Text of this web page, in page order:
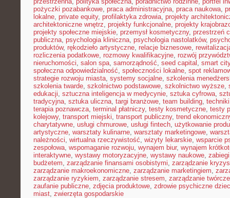
pożyczki pozabankowe, praca administracyjna, praca naukowa,
lokalne, private equity, profilaktyka zdrowia, projekty
architektoniczne wnętrz, projekty funkcjonalne, projekty
projekty społeczne miejskie, przemysł kosmetyczny, przestrzeń
publiczna, psychologia kliniczna, psychologia nastolatków,
produktów, rękodzieło artystyczne, relacje biznesowe,
rozliczenia podatkowe, rozmowy kwalifikacyjne, rozwój
nieruchomości, salon spa, samorządność, seed capital , smart city
społeczna odpowiedzialność, społeczności lokalne, spot
strategie rozwoju miasta, systemy socjalne, szkolenia
szkolenia twarde, szkolnictwo podstawowe, szkolnictwo wyższe,
edukacji, sztuczna inteligencja w medycynie, sztuka cyfrowa,
tradycyjna, sztuka uliczna, targi branżowe, team building,
terapia poznawcza, terminal płatniczy, testy kosmetyczne, testy
kolejowy, transport miejski, transport publiczny, trend
charytatywne, usługi chmurowe, usługi fintech, użytkowanie
artystyczne, warsztaty kulinarne, warsztaty marketingowe,
należności, wirtualna rzeczywistość, wizyty lekarskie, wsparcie
zespołowa, wspomaganie rozwoju, wynajem biur, wynajem
interaktywne, wystawy motoryzacyjne, wystawy naukowe,
budżetem, zarządzanie finansami osobistymi, zarządzanie
zarządzanie makroekonomiczne, zarządzanie marketingiem,
zarządzanie ryzykiem, zarządzanie stresem, zarządzanie twórcze
zaufanie publiczne, zdjęcia produktowe, zdrowie psychiczne
miast, zwierzęta gospodarskie